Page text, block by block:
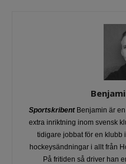
SportskribentBenjamin är en
extra inriktning inom svensk
tidigare jobbat för en klubb
hockeysändningar i allt från
På fritiden så driver han